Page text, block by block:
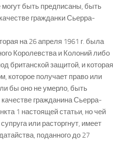
могут быть предписаны, быть
гражданки Сьерра-
на 26 апреля 1961 г. была
Королевства и Колоний либо
британской защитой, и которая
которое получает право или
бы оно не умерло, быть
гражданина Сьерра-
1 настоящей статьи, но чей
или расторгнут, имеет
поданного до 27